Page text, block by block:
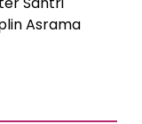
Asrama